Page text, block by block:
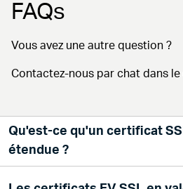
FAQs
Vous avez une autre question ?
Contactez-nous par chat dans
Qu'est-ce qu'un certificat
étendue ?